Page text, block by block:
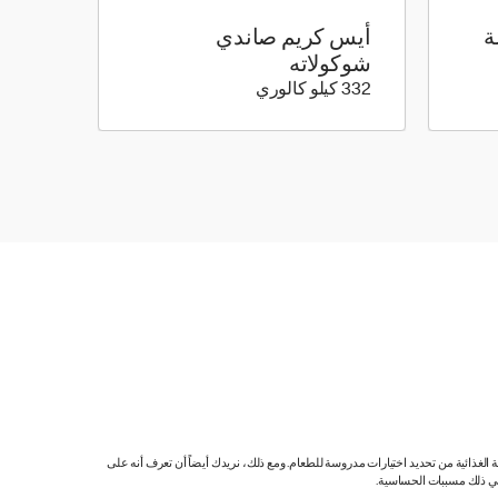
أيس كريم صاندي
شوكولاته
332 كيلو كالوري
الغذائية من تحديد اختيارات مدروسة للطعام. ومع ذلك، نريدك أيضاً أن تعرف أنه على
في ذلك مسببات الحساسية.